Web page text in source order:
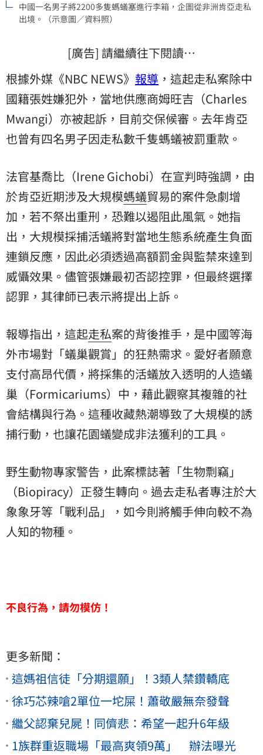
中國一名男子將2200多隻螞蟻塞進行李箱，企圖從非洲肯亞走私
出境。（示意圖／資料照）
[廣告] 請繼續往下閱讀…
根據外媒《NBC NEWS》 報導 ，這起走私案除中
國籍張姓嫌犯外，當地供應商姆旺吉（Charles
Mwangi）亦被起訴，目前交保候審。去年肯亞
也曾有四名男子因走私數千隻螞蟻被罰重款。
法官基喬比（Irene Gichobi）在宣判時強調，由
於肯亞近期涉及大規模螞蟻貿易的案件急劇增
加，若不祭出重刑，恐難以遏阻此風氣。她指
出，大規模採捕活蟻將對當地生態系統產生負面
連鎖反應，因此必須透過高額罰金與監禁來達到
威懾效果。儘管張嫌最初否認控罪，但最終選擇
認罪，其律師已表示將提出上訴。
報導指出，這起走私案的背後推手，是中國等海
外市場對「蟻巢觀賞」的狂熱需求。愛好者願意
支付高昂代價，將採集的活蟻放入透明的人造蟻
巢（Formicariums）中，藉此觀察其複雜的社
會結構與行為。這種收藏熱潮導致了大規模的誘
捕行動，也讓花園蟻變成非法獲利的工具。
野生動物專家警告，此案標誌著「生物剽竊」
（Biopiracy）正發生轉向。過去走私者專注於大
象象牙等「戰利品」，如今則將觸手伸向較不為
人知的物種。
不良行為，請勿模仿！
更多新聞：
這媽祖信徒「分期還願」！3類人禁鑽轎底
徐巧芯辣嗆2單位一坨屎！蕭敬嚴無奈發聲
繼父認棄兒屍！同儕悲：希望一起升6年級
1族群重返職場「最高爽領9萬」 辦法曝光